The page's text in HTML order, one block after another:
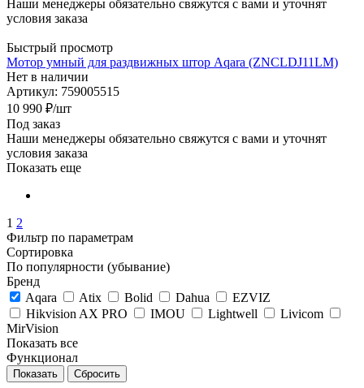
Наши менеджеры обязательно свяжутся с вами и уточнят
условия заказа
Быстрый просмотр
Мотор умный для раздвижных штор Aqara (ZNCLDJ11LM)
Нет в наличии
Артикул: 759005515
10 990 ₽/шт
Под заказ
Наши менеджеры обязательно свяжутся с вами и уточнят
условия заказа
Показать еще
1 2
Фильтр по параметрам
Сортировка
По популярности (убывание)
Бренд
Aqara
Atix Bolid Dahua
EZVIZ
Hikvision AX PRO
IMOU Lightwell
Livicom
MirVision
Показать все
Функционал
Сбросить